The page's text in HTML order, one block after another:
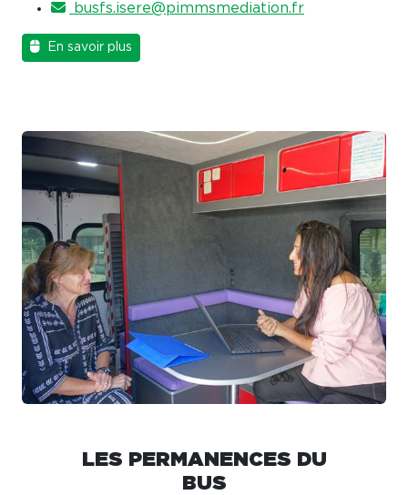
busfs.isere@pimmsmediation.fr
En savoir plus
LES PERMANENCES DU
BUS